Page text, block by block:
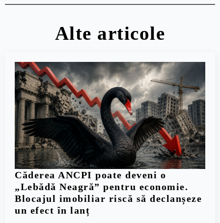
Alte articole
Căderea ANCPI poate deveni o
„Lebădă Neagră” pentru economie.
Blocajul imobiliar riscă să declanșeze
un efect în lanț